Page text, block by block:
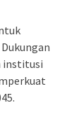
institusi